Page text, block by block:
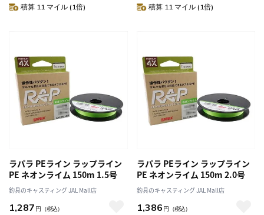
積算 11 マイル (1倍) 積算 11 マイル (1倍)
ラパラ PEライン ラップライン
PE ネオンライム 150m 1.5号
釣具のキャスティング JAL Mall店
1,287 円 （税込）
ラパラ PEライン ラップライン
PE ネオンライム 150m 2.0号
釣具のキャスティング JAL Mall店
1,386 円 （税込）